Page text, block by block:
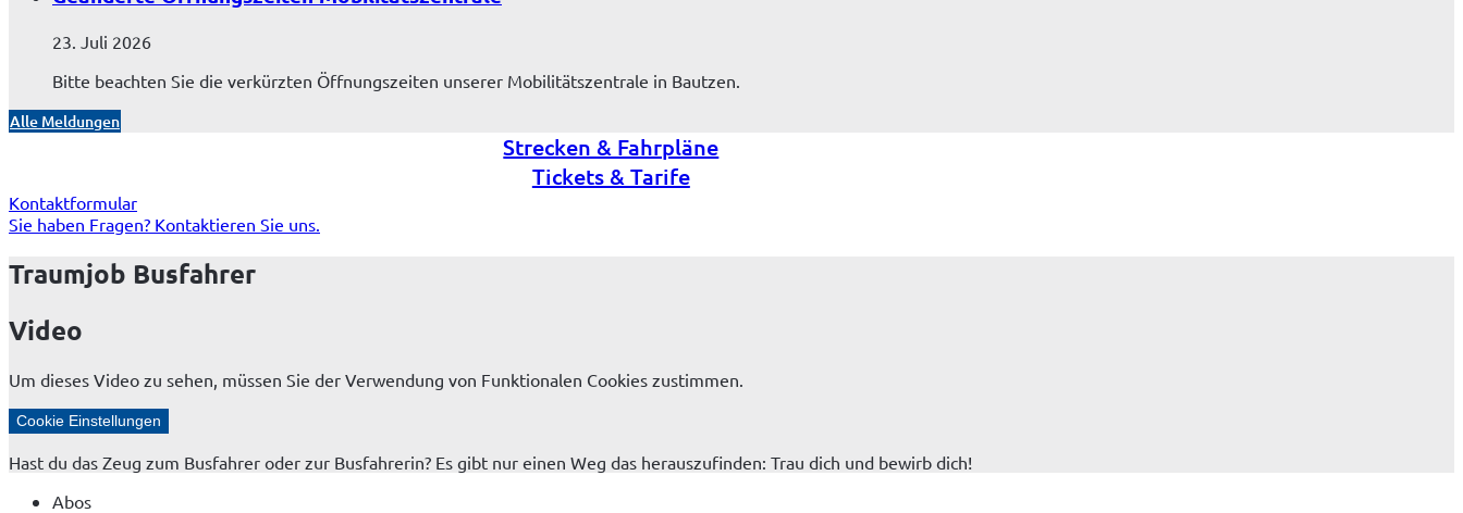
23. Juli 2026
Bitte beachten Sie die verkürzten Öffnungszeiten unserer Mobilitätszentrale in Bautzen.
Alle Meldungen
Strecken & Fahrpläne
Tickets & Tarife
Kantine Magiera
Kontaktformular
Sie haben Fragen? Kontaktieren Sie uns.
Traumjob Busfahrer
Video
Um dieses Video zu sehen, müssen Sie der Verwendung von Funktionalen Cookies zustimmen.
Cookie Einstellungen
Hast du das Zeug zum Busfahrer oder zur Busfahrerin? Es gibt nur einen Weg das herauszufinden: Trau dich und bewirb dich!
Abos